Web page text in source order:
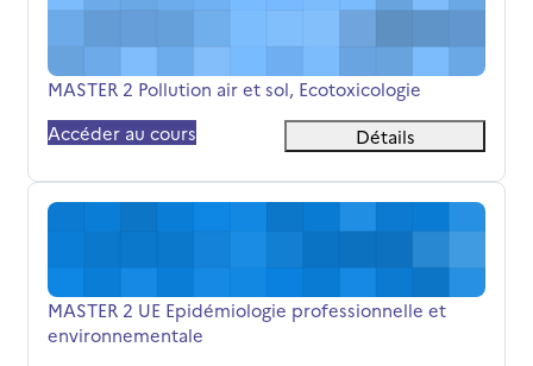
Nom du cours
MASTER 2 Pollution air et sol, Ecotoxicologie
Accéder au cours
Détails
MASTER 2 UE Epidémiologie professionnelle et
Nom du cours
MASTER 2 UE Epidémiologie professionnelle et
environnementale